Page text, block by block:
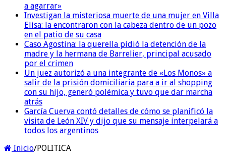
a agarrar»
Investigan la misteriosa muerte de una mujer en Villa
Elisa: la encontraron con la cabeza dentro de un pozo
en el patio de su casa
Caso Agostina: la querella pidió la detención de la
madre y la hermana de Barrelier, principal acusado
por el crimen
Un juez autorizó a una integrante de «Los Monos» a
salir de la prisión domiciliaria para a ir al shopping
con su hijo, generó polémica y tuvo que dar marcha
atrás
García Cuerva contó detalles de cómo se planificó la
visita de León XIV y dijo que su mensaje interpelará a
todos los argentinos
Inicio/POLITICA